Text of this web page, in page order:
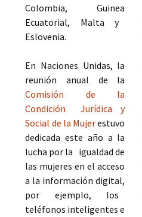
Colombia, Guinea
Ecuatorial, Malta y
Eslovenia.
En Naciones Unidas, la
reunión anual de la
Comisión de la
Condición Jurídica y
Social de la Mujerestuvo
dedicada este año a la
lucha por la igualdad de
las mujeres en el acceso
a la información digital,
por ejemplo, los
teléfonos inteligentes e